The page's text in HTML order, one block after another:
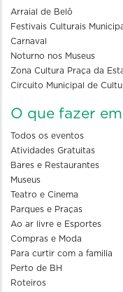
Arraial de Belô
Festivais Culturais
Carnaval
Noturno nos Museus
Zona Cultura Praça da
Circuito Municipal de
O que fazer em
Todos os eventos
Atividades Gratuitas
Bares e Restaurantes
Museus
Teatro e Cinema
Parques e Praças
Ao ar livre e Esportes
Compras e Moda
Para curtir com a familia
Perto de BH
Roteiros